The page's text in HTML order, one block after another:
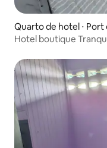
Quarto de hotel ⋅ Port
Hotel boutique